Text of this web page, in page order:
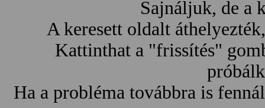
Sajnáljuk, de a
A keresett oldalt
Kattinthat a "frissítés"
Ha a probléma továbbra is